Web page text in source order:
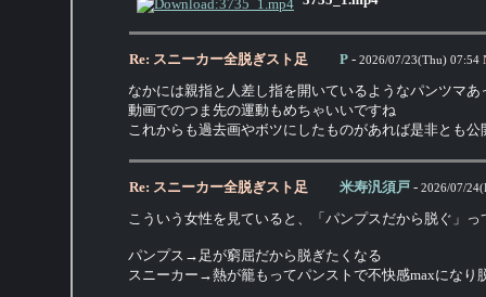
Re: スニーカー全脱ぎスト足 P - 2026/07/23(Thu) 07:54
なかには親指と人差し指を開いているようなパンツマあ
動画でのつま先の運動もめちゃいいですね
これからも過去画やボツにしたものがあれば是非とも
Re: スニーカー全脱ぎスト足 米寿汎須戸 - 2026/07/
こういう女性を見ていると、「パンプスだから脱ぐ」
パンプス→足が窮屈だから脱ぎたくなる
スニーカー→熱が籠もってパンストで不快感maxになり